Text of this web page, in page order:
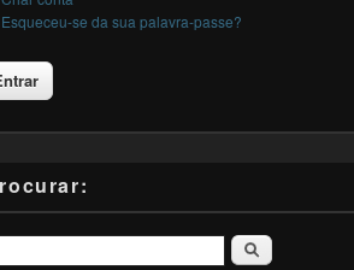
Esqueceu-se da sua palavra-passe?
Pesquisar